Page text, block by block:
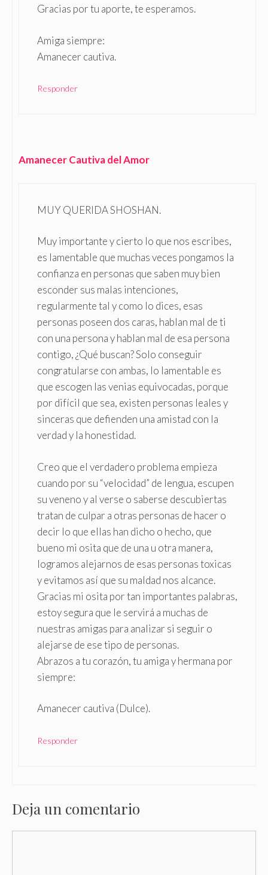
Gracias por tu aporte, te esperamos.
Amiga siempre:
Amanecer cautiva.
Responder
Amanecer Cautiva del Amor
MUY QUERIDA SHOSHAN.
Muy importante y cierto lo que nos escribes,
es lamentable que muchas veces pongamos la
confianza en personas que saben muy bien
esconder sus malas intenciones,
regularmente tal y como lo dices, esas
personas poseen dos caras, hablan mal de ti
con una persona y hablan mal de esa persona
contigo, ¿Qué buscan? Solo conseguir
congratularse con ambas, lo lamentable es
que escogen las venias equivocadas, porque
por difícil que sea, existen personas leales y
sinceras que defienden una amistad con la
verdad y la honestidad.
Creo que el verdadero problema empieza
cuando por su “velocidad” de lengua, escupen
su veneno y al verse o saberse descubiertas
tratan de culpar a otras personas de hacer o
decir lo que ellas han dicho o hecho, que
bueno mi osita que de una u otra manera,
logramos alejarnos de esas personas toxicas
y evitamos así que su maldad nos alcance.
Gracias mi osita por tan importantes palabras,
estoy segura que le servirá a muchas de
nuestras amigas para analizar si seguir o
alejarse de ese tipo de personas.
Abrazos a tu corazón, tu amiga y hermana por
siempre:
Amanecer cautiva (Dulce).
Responder
Deja un comentario